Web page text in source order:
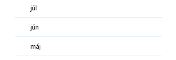
júl
jún
máj